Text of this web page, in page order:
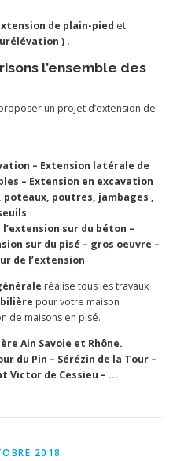
de plain-pied et
) .
l’ensemble des
un projet d’extension de
– Extension latérale de
– Extension en excavation
poutres, jambages ,
sur du béton –
sur du pisé – gros oeuvre –
de l’extension
réalise tous les travaux
pour votre maison
de maisons en pisé.
Ain Savoie et Rhône.
du Pin – Sérézin de la Tour –
Victor de Cessieu – …
2018